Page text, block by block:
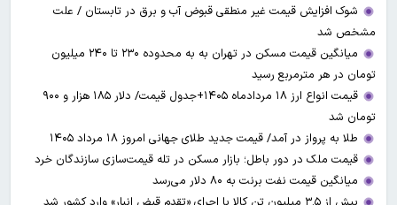
شوک افزایش قیمت غیر منطقی قبوض آب و برق در تابستان / علت
مشخص شد
میانگین قیمت مسکن در تهران به به محدوده ۲۳۰ تا ۲۴۰ میلیون
تومان در هر مترمربع رسید
قیمت انواع ارز ۱۸ مردادماه ۱۴۰۵+جدول قیمت/ دلار ۱۸۵ هزار و ۹۰۰
تومان شد
طلا به پرواز در آمد/ قیمت جدید طلای جهانی امروز ۱۸ مرداد ۱۴۰۵
قیمت ملک در دور باطل؛ بازار مسکن در تله قیمت‌سازی سازندگان خرد
میانگین قیمت نفت برنت به ۸۰ دلار می‌رسد